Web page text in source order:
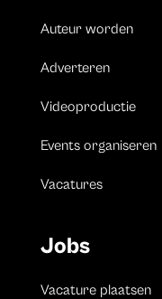
Auteur worden
Adverteren
Videoproductie
Events organiseren
Vacatures
Jobs
Vacature plaatsen